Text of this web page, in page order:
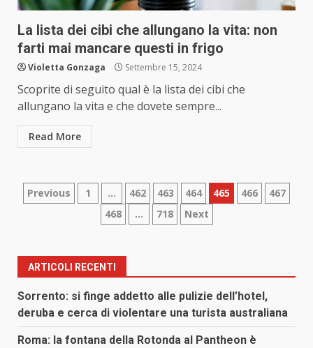
La lista dei cibi che allungano la vita: non
farti mai mancare questi in frigo
Violetta Gonzaga Settembre 15, 2024
Scoprite di seguito qual è la lista dei cibi che
allungano la vita e che dovete sempre...
Read More
Paginazione
articoli
Previous 1 … 462 463 464 465 466
467
468
… 718 Next
ARTICOLI RECENTI
Sorrento: si finge addetto alle pulizie dell’hotel,
deruba e cerca di violentare una turista australiana
Roma: la fontana della Rotonda al Pantheon è